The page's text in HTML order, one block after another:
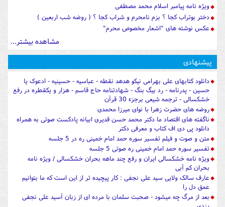
ویژه نامه پیامبر اسلام محمد مصطفی
دختر بوتراب کجا ؟ بزم نامحرم و شراب کجا ؟ ( روضه شب اربعین )
عکس نوشته های "اشعار مخصوص محرم"
مشاهده بیشتر...
پیشنهادی
دانلود کتابهای علی بهرامی نیکو هدهد نقطه - عباسیه - حسینیه - ادعوک یا
حسین - پدرنامه - رد بیگ بنگ - شهادتنامه حاج قاسم - هزار و یکقطره در رفع
خشکسالی - ترجمه شیعی برجزء 30 قرآن
روضه های حضرت زهرا با نوای میرزا محمدی
ناگفته های اقتصاد ما دکتر محمد حسن قدیری ابیانه پادکست صوتی به همراه
دانلود پی دی اف کتاب و معرفی دکتر
متن و صوت و فیلم تفسیر سوره حمد امام خمینی ره در 5 جلسه
تفسیر سوره حمد امام خمینی ره صوتی 5 جلسه
ویژه نامه خشکسالی ایران و رفع چند ماهه بحران خشکسالی / ویژه نامه
بحران کم آبی
عارف سالک ولایی سید علی نجفی : کار پیچیده تر از این است که ما بتوانیم
عمق دل را
بعد از مرگ چه میشود - صحبت سلمان با مرده ای از زبان آسید علی نجفی